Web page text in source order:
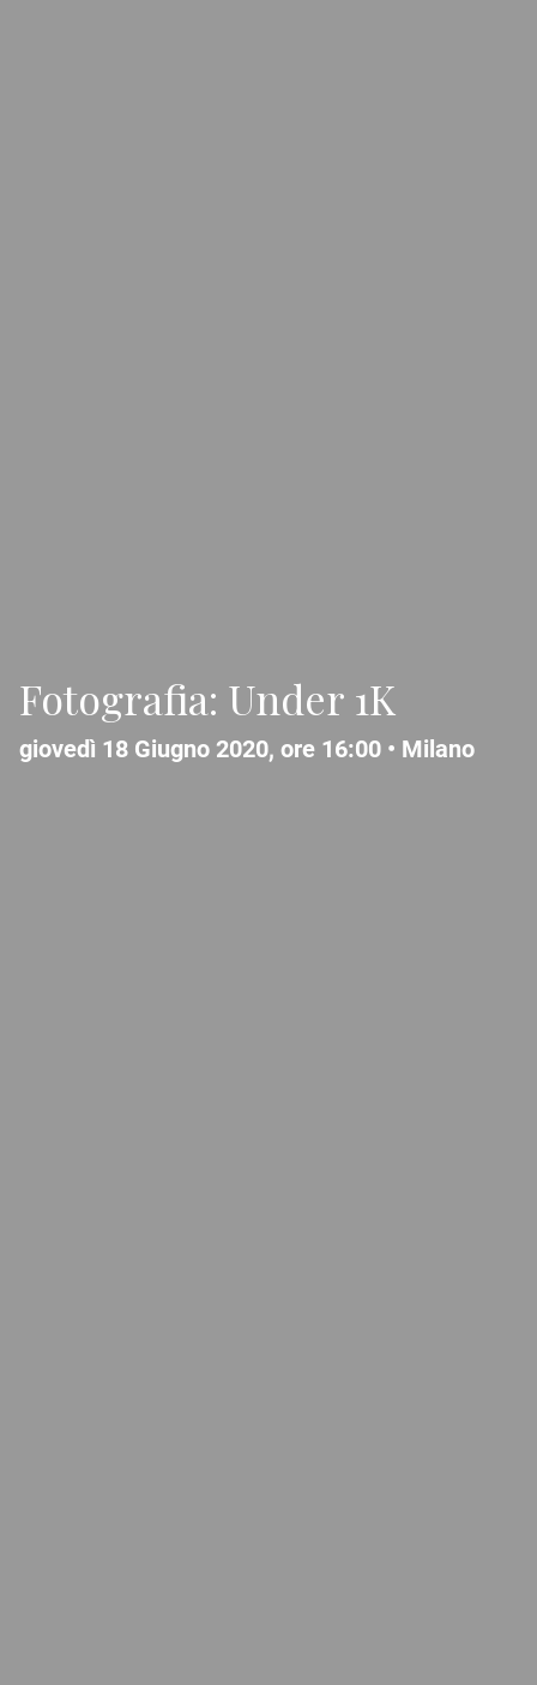
Fotografia: Under 1K
giovedì 18 Giugno 2020, ore 16:00 • Milano